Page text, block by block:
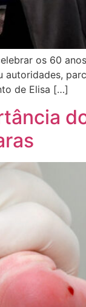
os 60
de Elisa […]